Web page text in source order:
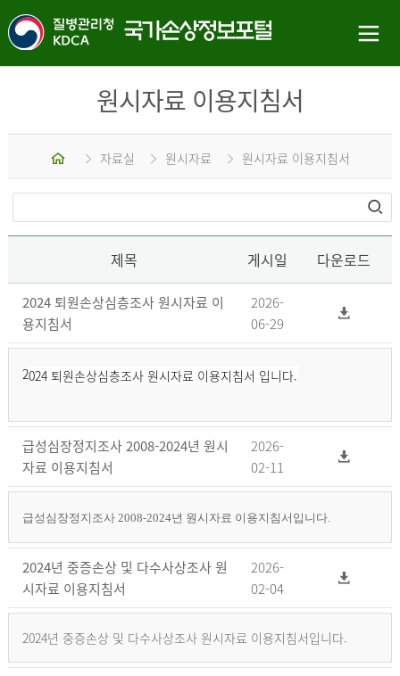
원시자료 이용지침서
홈 자료실 원시자료 원시자료 이용지침서
제목 게시일 다운로드
2024 퇴원손상심층조사 원시자료 이
용지침서
2026-
06-29
2024 퇴원손상심층조사 원시자료 이용지침서 입니다.
급성심장정지조사 2008-2024년 원시
자료 이용지침서
2026-
02-11
급성심장정지조사 2008-2024년 원시자료 이용지침서입니다.
2024년 중증손상 및 다수사상조사 원
시자료 이용지침서
2026-
02-04
2024년 중증손상 및 다수사상조사 원시자료 이용지침서입니다.